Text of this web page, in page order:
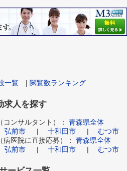
一覧 | 閲覧数ランキング
求人を探す
ンサルタント）： 青森県全体
弘前市 | 十和田市 | むつ市
医院に直接応募）： 青森県全体
弘前市 | 十和田市 | むつ市